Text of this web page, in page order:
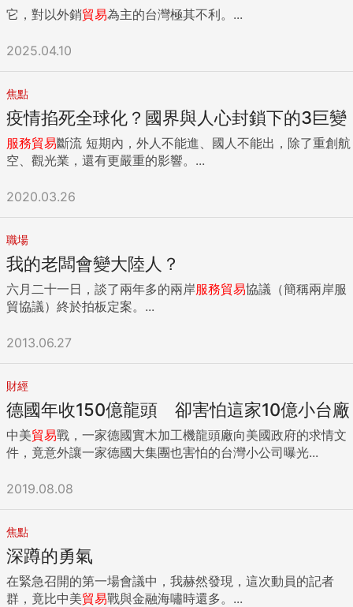
它，對以外銷貿易為主的台灣極其不利。...
2025.04.10
焦點
疫情掐死全球化？國界與人心封鎖下的3巨變
服務貿易斷流 短期內，外人不能進、國人不能出，除了重創航
空、觀光業，還有更嚴重的影響。...
2020.03.26
職場
我的老闆會變大陸人？
六月二十一日，談了兩年多的兩岸服務貿易協議（簡稱兩岸服
貿協議）終於拍板定案。...
2013.06.27
財經
德國年收150億龍頭 卻害怕這家10億小台廠
中美貿易戰，一家德國實木加工機龍頭廠向美國政府的求情文
件，竟意外讓一家德國大集團也害怕的台灣小公司曝光...
2019.08.08
焦點
深蹲的勇氣
在緊急召開的第一場會議中，我赫然發現，這次動員的記者
群，竟比中美貿易戰與金融海嘯時還多。...